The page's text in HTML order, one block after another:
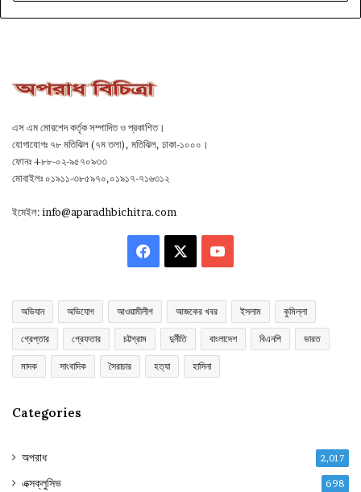
এস এম মোরশেদ কর্তৃক সম্পাদিত ও প্রকাশিত।
যোগাযোগঃ ৭৮ মতিঝিল (৭ম তলা), মতিঝিল, ঢাকা-১০০০।
ফোনঃ +৮৮-০২-৯৫৭০৯৩৩
মোবাইলঃ ০১৯১১-৩৮৫৯৭০,০১৯১৭-৭১৬৩১২
ইমেইল:info@aparadhbichitra.com
Facebook YouTube
অভিযান অভিযোগ আওয়ামীলীগ আজকের খবর ইসলাম কুমিল্লা
গ্রেপ্তার গ্রেফতার চট্টগ্রাম দুর্নীতি বাংলাদেশ বিএনপি ভারত
মাদক সাংবাদিক সৈরাচার হত্যা হাসিনা
Categories
অপরাধ 2,017
এক্সক্লুসিভ 698